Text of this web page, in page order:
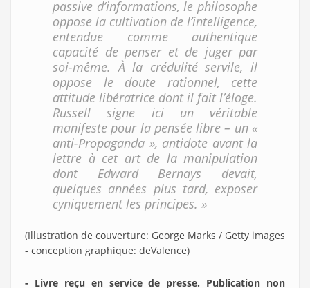
passive d’informations, le philosophe
oppose la cultivation de l’intelligence,
entendue comme authentique
capacité de penser et de juger par
soi-même. À la crédulité servile, il
oppose le doute rationnel, cette
attitude libératrice dont il fait l’éloge.
Russell signe ici un véritable
manifeste pour la pensée libre – un «
anti-Propaganda », antidote avant la
lettre à cet art de la manipulation
dont Edward Bernays devait,
quelques années plus tard, exposer
cyniquement les principes. »
(Illustration de couverture: George Marks / Getty images
- conception graphique: deValence)
- Livre reçu en service de presse. Publication non